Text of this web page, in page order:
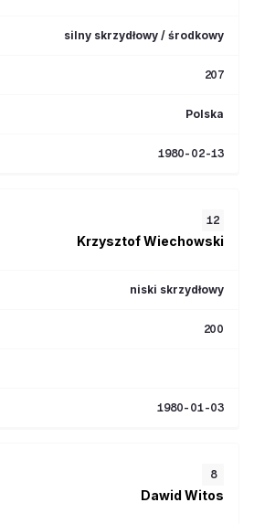
silny skrzydłowy / środkowy
207
Polska
1980-02-13
12
KrzysztofWiechowski
niski skrzydłowy
200
1980-01-03
8
Dawid Witos